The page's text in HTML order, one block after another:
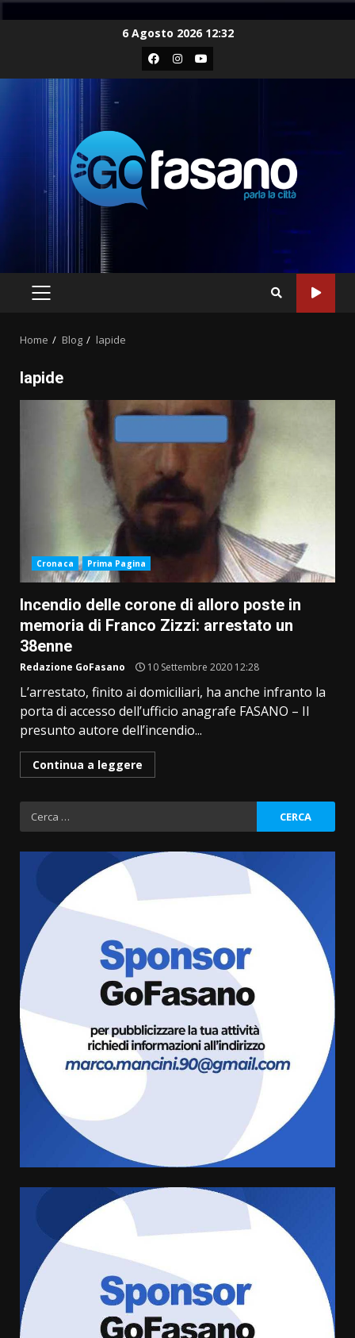
6 Agosto 2026 12:32
Facebook
Instagram
Youtube
PRIMARY
Home Blog lapide
lapide
Cronaca Prima Pagina
Incendio delle corone di alloro poste in
memoria di Franco Zizzi: arrestato un
38enne
Redazione GoFasano 10 Settembre 2020 12:28
L’arrestato, finito ai domiciliari, ha anche infranto la
porta di accesso dell’ufficio anagrafe FASANO – Il
presunto autore dell’incendio...
Continua a leggere
Ricerca
per:
La magia del Minareto e la prima
assoluta de “L’Albergo
Belvedere. Il rapimento”
6 Agosto 2026 06:15
Serie D, l’Us Fasano è escluso
dal campionato
Truffatori in azione nelle
frazioni fasanesi
5 Agosto 2026 11:03
Residenti di Savelletri scrivono
al Prefetto: “Noi cittadini di
serie B”
5 Agosto 2026 06:15